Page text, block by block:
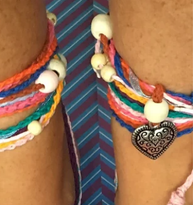
Na de Summer, de Flower, de
Retro en de Heart Flipflops nu
de Flipflops Bardot, leuk
passend bij mijn nieuwe zwarte
jumpsuit van Didi. In...